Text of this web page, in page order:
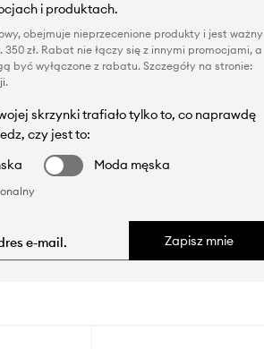
i produktach.
obejmuje nieprzecenione produkty i jest ważny
zł. Rabat nie łączy się z innymi promocjami, a
być wyłączone z rabatu. Szczegóły na stronie:
.
skrzynki trafiało tylko to, co naprawdę
czy jest to:
Moda męska
Zapisz mnie